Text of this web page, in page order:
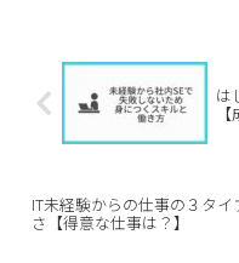
は
IT未経験からの仕事の３タイ
さ【得意な仕事は？】